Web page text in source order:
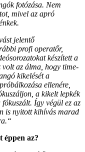
fotózása. Nem
mivel az apró
jelentő
profi operatőr,
készített a
az álma, hogy time-
kikelését a
ellenére,
a kikelt lepkék
Így végül ez az
is nyitott kihívás marad
éppen az?